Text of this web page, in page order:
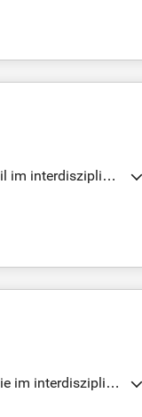
im interdisziplinär
im interdisziplinä